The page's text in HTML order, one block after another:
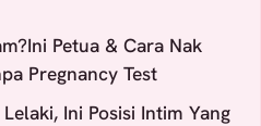
Petua & Cara Nak
Pregnancy Test
Ini Posisi Intim Yang